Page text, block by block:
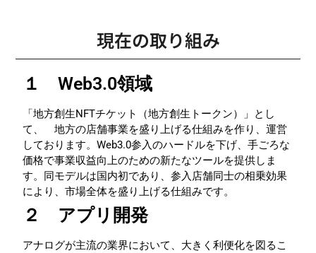
現在の取り組み
１ Web3.0領域
「地方創生NFTチケット（地方創生トークン）」とし
て、 地方の店舗事業を盛り上げる仕組みを作り、運営
しております。Web3.0参入のハードルを下げ、手ごろな
価格で事業収益向上のための新たなツールを提供しま
す。同モデルは国内初であり、参入店舗同士の相乗効果
により、市場全体を盛り上げる仕組みです。
２ アプリ開発
アナログが主流の業界において、大きく利便化を図るこ